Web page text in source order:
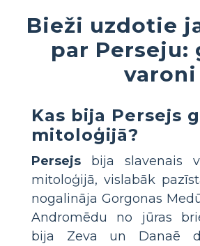
Bieži uzdotie
par Perseju:
varoni
Kas bija Persejs
mitoloģijā?
Persejs bija slavenais
mitoloģijā, vislabāk
nogalināja Gorgonas
Andromēdu no jūras
bija Zeva un Danaē